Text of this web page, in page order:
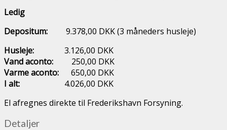
Ledig
Depositum: 9.378,00 DKK (3 måneders husleje)
Husleje: 3.126,00 DKK
Vand aconto: 250,00 DKK
Varme aconto:
650,00 DKK
I alt:
4.026,00 DKK
El afregnes direkte til Frederikshavn Forsyning.
Detaljer